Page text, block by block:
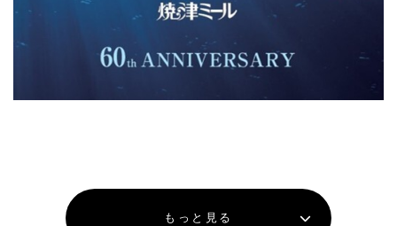
もっと見る